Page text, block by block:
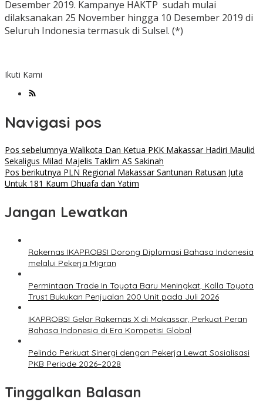
Desember 2019. Kampanye HAKTP sudah mulai
dilaksanakan 25 November hingga 10 Desember 2019 di
Seluruh Indonesia termasuk di Sulsel. (*)
Ikuti Kami
Navigasi pos
Pos sebelumnya Walikota Dan Ketua PKK Makassar Hadiri Maulid
Sekaligus Milad Majelis Taklim AS Sakinah
Pos berikutnya PLN Regional Makassar Santunan Ratusan Juta
Untuk 181 Kaum Dhuafa dan Yatim
Jangan Lewatkan
Rakernas IKAPROBSI Dorong Diplomasi Bahasa Indonesia
melalui Pekerja Migran
Permintaan Trade In Toyota Baru Meningkat, Kalla Toyota
Trust Bukukan Penjualan 200 Unit pada Juli 2026
IKAPROBSI Gelar Rakernas X di Makassar, Perkuat Peran
Bahasa Indonesia di Era Kompetisi Global
Pelindo Perkuat Sinergi dengan Pekerja Lewat Sosialisasi
PKB Periode 2026–2028
Tinggalkan Balasan